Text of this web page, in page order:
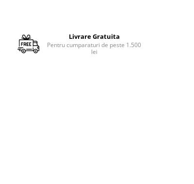
Livrare Gratuita
Pentru cumparaturi de peste 1.500
lei